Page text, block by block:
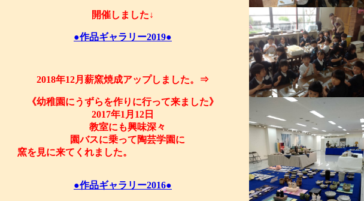
開催しました↓
●作品ギャラリー2019●
2018年12月薪窯焼成アップしました。⇒
《幼稚園にうずらを作りに行って来ました》
2017年1月12日
教室にも興味深々
園バスに乗って陶芸学園に
窯を見に来てくれました。
●作品ギャラリー2016●